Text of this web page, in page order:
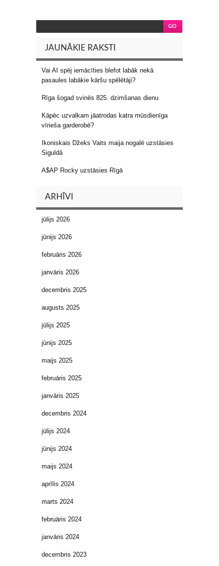
JAUNĀKIE RAKSTI
Vai AI spēj iemācīties blefot labāk nekā
pasaules labākie kāršu spēlētāji?
Rīga šogad svinēs 825. dzimšanas dienu
Kāpēc uzvalkam jāatrodas katra mūsdienīga
vīrieša garderobē?
Ikoniskais Džeks Vaits maija nogalē uzstāsies
Siguldā
A$AP Rocky uzstāsies Rīgā
ARHĪVI
jūlijs 2026
jūnijs 2026
februāris 2026
janvāris 2026
decembris 2025
augusts 2025
jūlijs 2025
jūnijs 2025
maijs 2025
februāris 2025
janvāris 2025
decembris 2024
jūlijs 2024
jūnijs 2024
maijs 2024
aprīlis 2024
marts 2024
februāris 2024
janvāris 2024
decembris 2023